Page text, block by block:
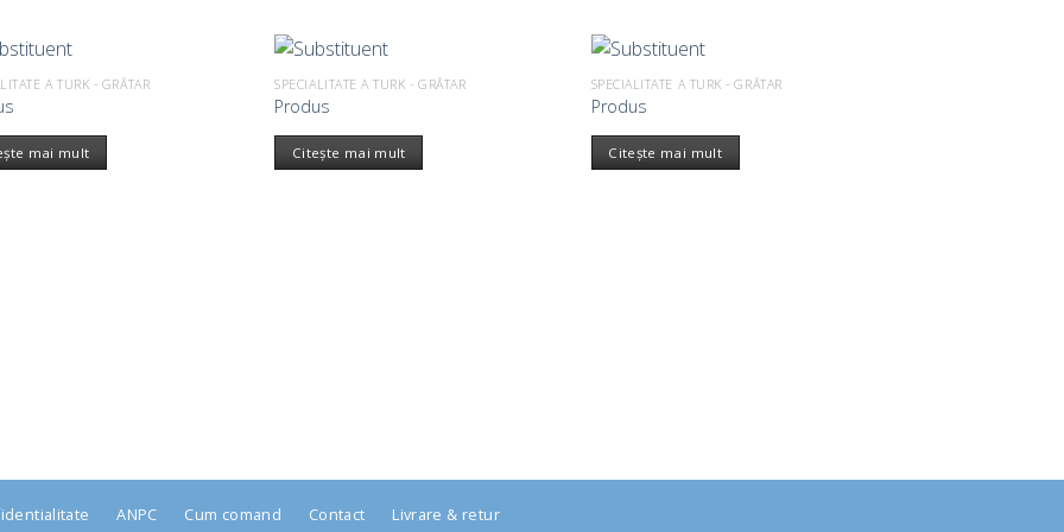
A TURK - GRĂTAR
mai mult
SPECIALITATE A TURK - GRĂTAR
Produs
Citește mai mult
SPECIALITATE A TURK - GRĂTAR
Produs
Citește mai mult
ANPC Cum comand Contact Livrare & retur